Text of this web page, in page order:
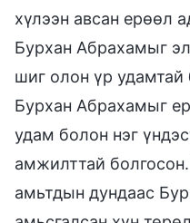
хүлээн авсан ерөөл
Бурхан Абрахамыг
шиг олон үр удамтай
Бурхан Абрахамыг
удам болон нэг
амжилттай
амьтдын дундаас